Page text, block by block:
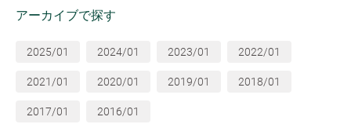
アーカイブで探す
2025/01 2024/01 2023/01 2022/01
2021/01 2020/01 2019/01 2018/01
2017/01 2016/01